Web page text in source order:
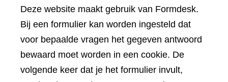
Deze website maakt gebruik van Formdesk.
Bij een formulier kan worden ingesteld dat
voor bepaalde vragen het gegeven antwoord
bewaard moet worden in een cookie. De
volgende keer dat je het formulier invult,